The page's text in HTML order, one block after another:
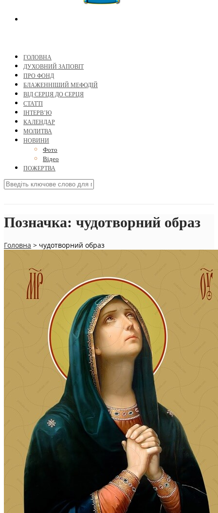
ГОЛОВНА
ДУХОВНИЙ ЗАПОВІТ
ПРО ФОНД
БЛАЖЕННІШИЙ МЕФОДІЙ
ВІД СЕРЦЯ ДО СЕРЦЯ
СТАТТІ
ІНТЕРВ’Ю
КАЛЕНДАР
МОЛИТВА
НОВИНИ
Фото
Відео
ПОЖЕРТВА
Позначка: чудотворний образ
Головна > чудотворний образ